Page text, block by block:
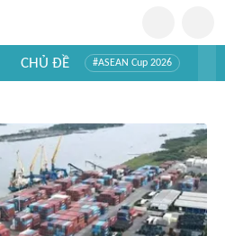
CHỦ ĐỀ #ASEAN Cup 2026